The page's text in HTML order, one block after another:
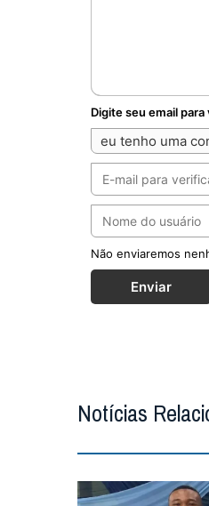
Digite seu email
eu tenho uma
Não enviaremos
Enviar
Notícias